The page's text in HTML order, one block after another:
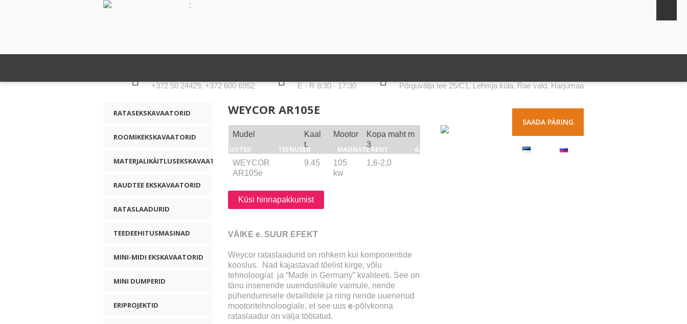
+372 50 24429, +372 600 6952 E - R 8:30 - 17:30 Põrguvälja tee 25/C1, Lehmja küla, Rae vald, Harjumaa
;
SAADA PÄRING
TOOTED TEENUSED MASINATE RENT GALERII
WEYCOR AR105E
Mudel
Kaal
t.
Mootor
Kopa maht m
3
WEYCOR
AR105e
9.45
105
kw
1,6-2,0
Küsi hinnapakkumist
VÄIKE e. SUUR EFEKT
Weycor rataslaadurid on rohkem kui komponentide
kooslus. Nad kajastavad tõelist kirge, võlu
tehnoloogiat ja “Made in Germany” kvaliteeti. See on
tänu inseneride uuenduslikule vaimule, nende
pühendumisele detailidele ja ning nende uuenenud
mootoritehnoloogiale, et see uuse-põlvkonna
rataslaadur on välja töötatud.
RATASEKSKAVAATORID
ROOMIKEKSKAVAATORID
MATERJALIKÄITLUSEKSKAVAATORID
RAUDTEE EKSKAVAATORID
RATASLAADURID
TEEDEEHITUSMASINAD
MINI-MIDI EKSKAVAATORID
MINI DUMPERID
ERIPROJEKTID